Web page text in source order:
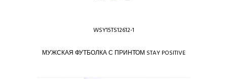
WSY15TS12612-1
МУЖСКАЯ ФУТБОЛКА С ПРИНТОМ STAY POSITIVE